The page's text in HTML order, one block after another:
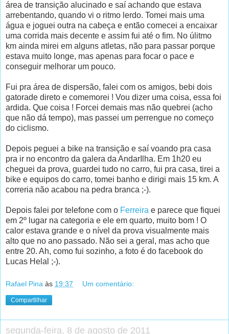
área de transição alucinado e saí achando que estava
arrebentando, quando vi o ritmo lerdo. Tomei mais uma
água e joguei outra na cabeça e então comecei a encaixar
uma corrida mais decente e assim fui até o fim. No úlitmo
km ainda mirei em alguns atletas, não para passar porque
estava muito longe, mas apenas para focar o pace e
conseguir melhorar um pouco.
Fui pra área de dispersão, falei com os amigos, bebi dois
gatorade direto e comemorei ! Vou dizer uma coisa, essa foi
ardida. Que coisa ! Forcei demais mas não quebrei (acho
que não dá tempo), mas passei um perrengue no começo
do ciclismo.
Depois peguei a bike na transição e saí voando pra casa
pra ir no encontro da galera da AndarIlha. Em 1h20 eu
cheguei da prova, guardei tudo no carro, fui pra casa, tirei a
bike e equipos do carro, tomei banho e dirigi mais 15 km. A
correria não acabou na pedra branca ;-).
Depois falei por telefone com o Ferreira e parece que fiquei
em 2º lugar na categoria e ele em quarto, muito bom ! O
calor estava grande e o nível da prova visualmente mais
alto que no ano passado. Não sei a geral, mas acho que
entre 20. Ah, como fui sozinho, a foto é do facebook do
Lucas Helal ;-).
Rafael Pina às 19:37 Um comentário:
Compartilhar
segunda-feira, 8 de agosto de 2011